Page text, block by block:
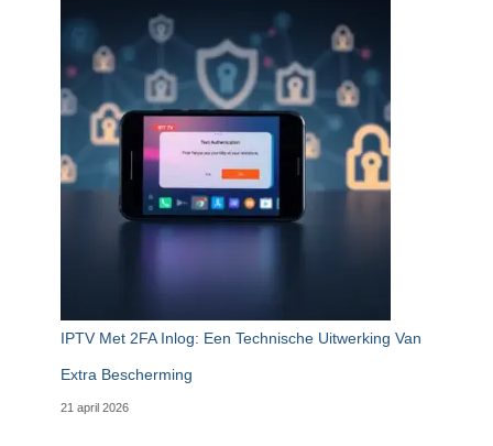
IPTV Met 2FA Inlog: Een Technische Uitwerking Van
Extra Bescherming
21 april 2026